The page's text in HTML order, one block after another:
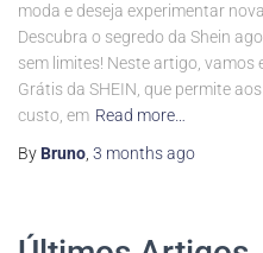
moda e deseja experimentar
Descubra o segredo da Shein
sem limites! Neste artigo,
Grátis da SHEIN, que permite
custo, em Read more…
By Bruno, 3 monthsago